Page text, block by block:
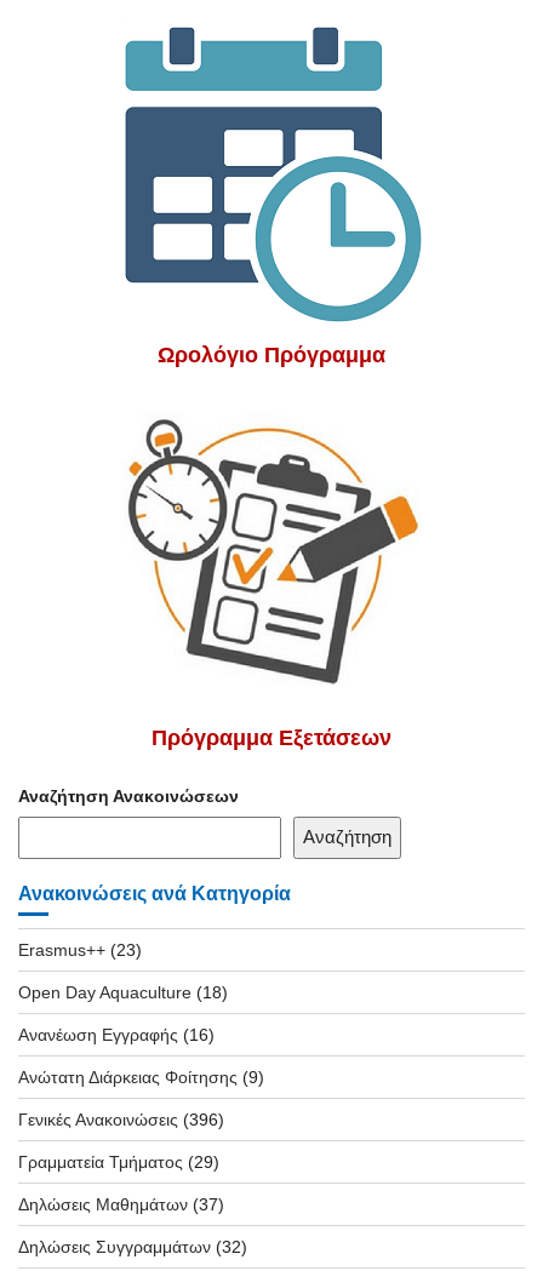
Ωρολόγιο Πρόγραμμα
Πρόγραμμα Εξετάσεων
Αναζήτηση Ανακοινώσεων
Αναζήτηση
Ανακοινώσεις ανά Κατηγορία
Erasmus++ (23)
Open Day Aquaculture (18)
Ανανέωση Εγγραφής (16)
Ανώτατη Διάρκειας Φοίτησης (9)
Γενικές Ανακοινώσεις (396)
Γραμματεία Τμήματος (29)
Δηλώσεις Μαθημάτων (37)
Δηλώσεις Συγγραμμάτων (32)